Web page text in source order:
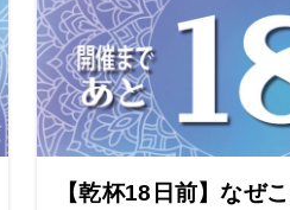
【乾杯18日前】なぜ